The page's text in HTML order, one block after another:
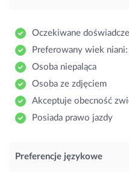
Oczekiwane
Preferowany wiek niani:
Osoba niepaląca
Osoba ze zdjęciem
Akceptuje obecność
Posiada prawo jazdy
Preferencje językowe